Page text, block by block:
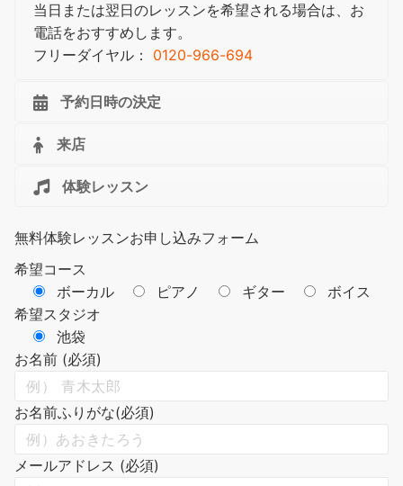
当日または翌日のレッスンを希望される場合は、お
電話をおすすめします。
フリーダイヤル： 0120-966-694
予約日時の決定
来店
体験レッスン
無料体験レッスンお申し込みフォーム
希望コース
ボーカル
ピアノ ギター
ボイス
希望スタジオ
池袋
お名前 (必須)
お名前ふりがな(必須)
メールアドレス (必須)